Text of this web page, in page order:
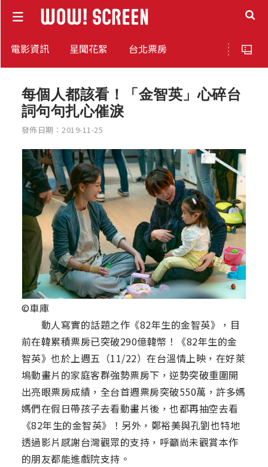
電影資訊 星聞花絮 台北票房
每個人都該看！「金智英」心碎台
詞句句扎心催淚
發佈日期：2019-11-25
©車庫
動人寫實的話題之作《82年生的金智英》，目
前在韓累積票房已突破290億韓幣！《82年生的金
智英》也於上週五（11/22）在台溫情上映，在好萊
塢動畫片的家庭客群強勢票房下，逆勢突破重圍開
出亮眼票房成績，全台首週票房突破550萬，許多媽
媽們在假日帶孩子去看動畫片後，也都再抽空去看
《82年生的金智英》！另外，鄭裕美與孔劉也特地
透過影片感謝台灣觀眾的支持，呼籲尚未觀賞本作
的朋友都能進戲院支持。